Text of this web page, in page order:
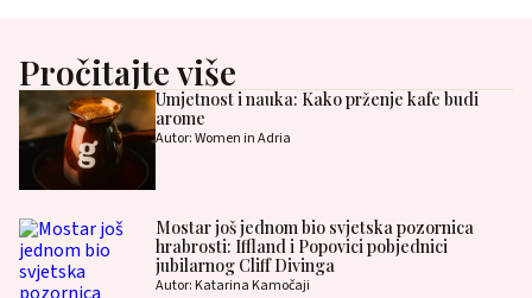
Pročitajte više
Umjetnost i nauka: Kako prženje kafe budi
arome
Autor: Women in Adria
Mostar još jednom bio svjetska pozornica
hrabrosti: Iffland i Popovici pobjednici
jubilarnog Cliff Divinga
Autor: Katarina Kamočaji